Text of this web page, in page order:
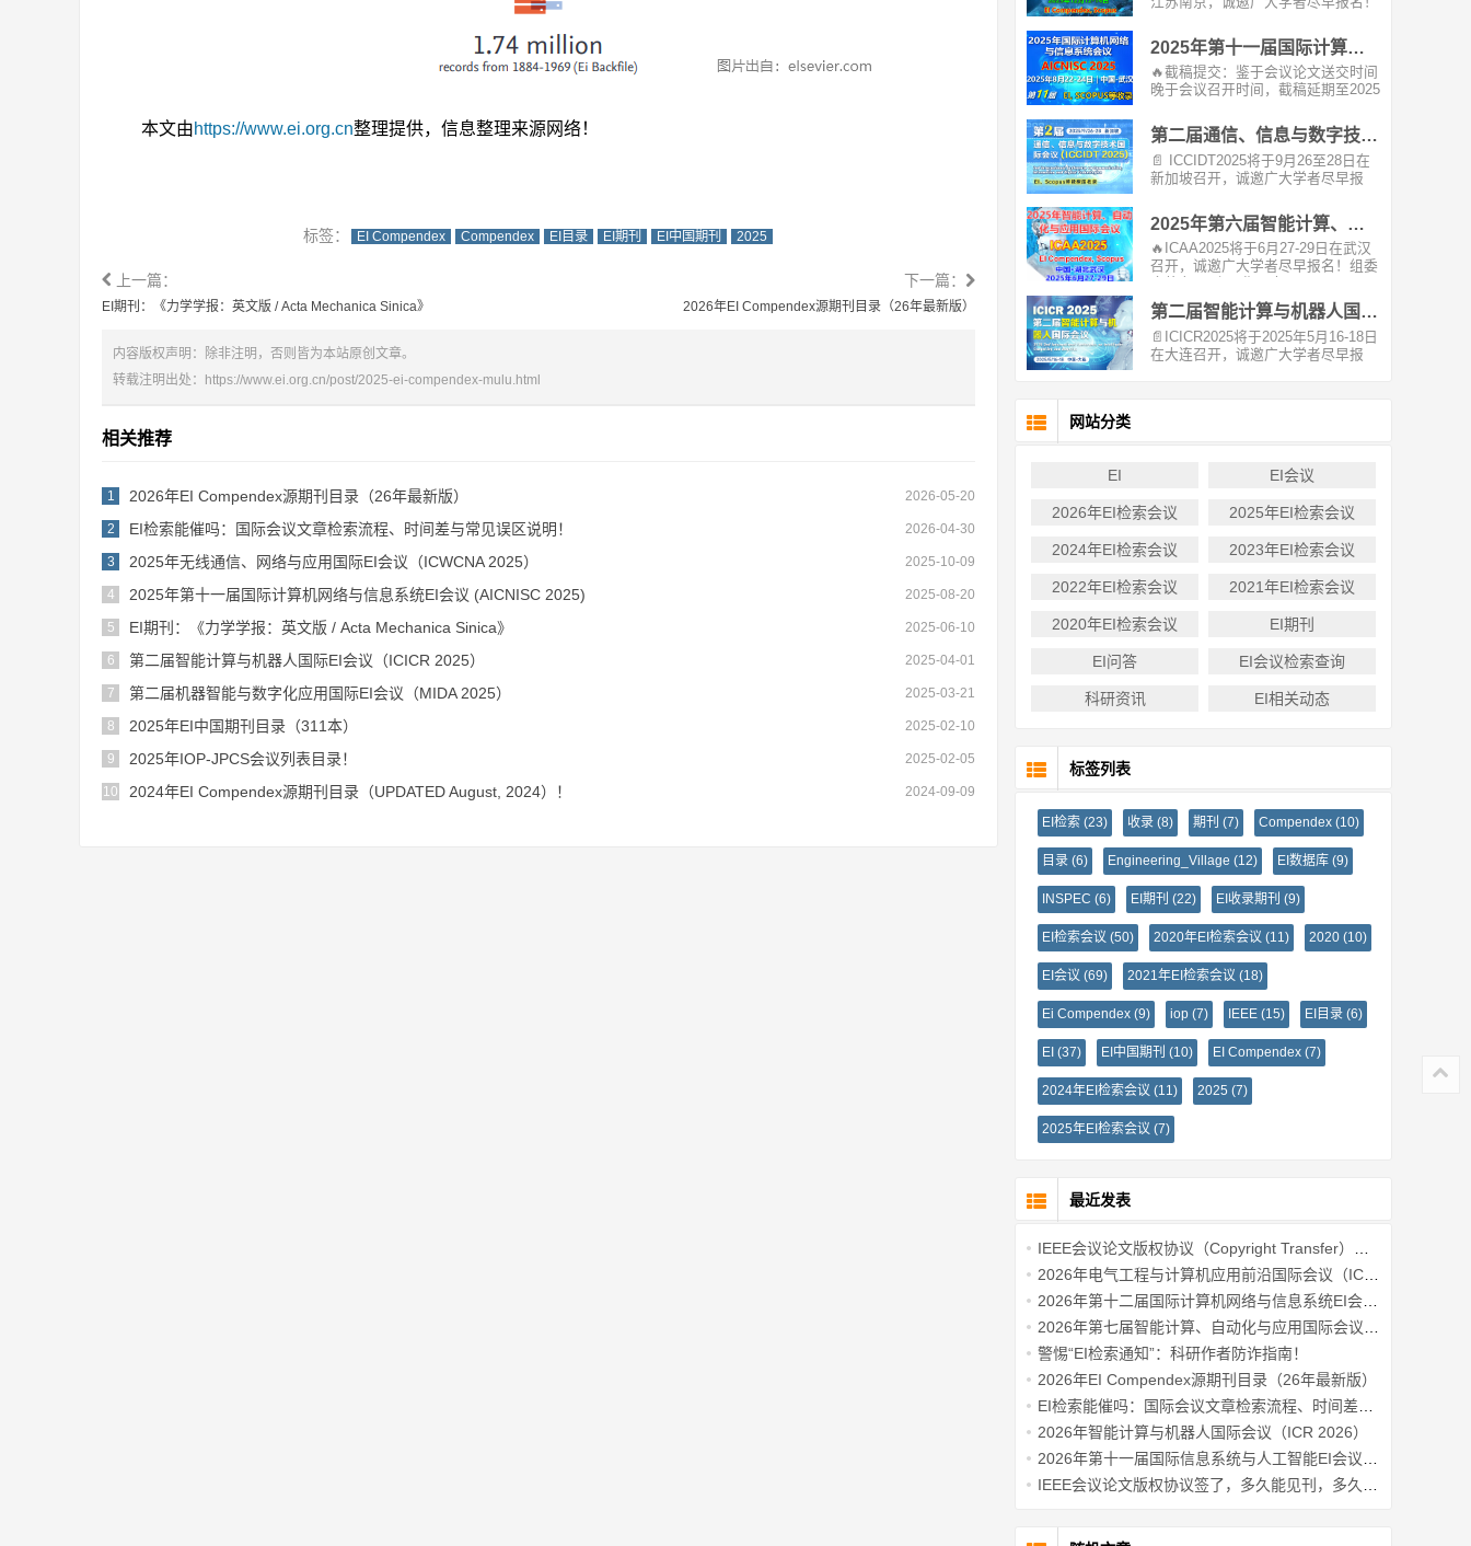
本文由https://www.ei.org.cn整理提供，信息整理来源网络！
标签： EI Compendex Compendex EI目录 EI期刊 EI中国期刊 2025
上一篇：
EI期刊：《力学学报：英文版 / Acta Mechanica Sinica》
下一篇：
2026年EI Compendex源期刊目录（26年最新版）
内容版权声明：除非注明，否则皆为本站原创文章。
转载注明出处： https://www.ei.org.cn/post/2025-ei-compendex-mulu.html
相关推荐
2026-05-20
1 2026年EI Compendex源期刊目录（26年最新版）
2026-04-30
2 EI检索能催吗：国际会议文章检索流程、时间差与常见误区说明！
2025-10-09
3 2025年无线通信、网络与应用国际EI会议（ICWCNA 2025）
2025-08-20
4 2025年第十一届国际计算机网络与信息系统EI会议 (AICNISC 2025)
2025-06-10
5 EI期刊：《力学学报：英文版 / Acta Mechanica Sinica》
2025-04-01
6 第二届智能计算与机器人国际EI会议（ICICR 2025）
2025-03-21
7 第二届机器智能与数字化应用国际EI会议（MIDA 2025）
2025-02-10
8 2025年EI中国期刊目录（311本）
2025-02-05
9 2025年IOP-JPCS会议列表目录！
2024-09-09
10 2024年EI Compendex源期刊目录（UPDATED August, 2024）！
2025年第十一届国际计算机网络与信息系统EI会议 (AICNISC 2025)
🔥截稿提交：鉴于会议论文送交时间
晚于会议召开时间，截稿延期至2025
第二届通信、信息与数字技术国际EI会议（ICCIDT 2025）
📄 ICCIDT2025将于9月26至28日在
新加坡召开，诚邀广大学者尽早报
2025年第六届智能计算、自动化与应用国际EI会议（ICAA2025）
🔥ICAA2025将于6月27-29日在武汉
召开，诚邀广大学者尽早报名！组委
第二届智能计算与机器人国际EI会议（ICICR 2025）
📄ICICR2025将于2025年5月16-18日
在大连召开，诚邀广大学者尽早报
网站分类
EI EI会议
2026年EI检索会议 2025年EI检索会议
2024年EI检索会议 2023年EI检索会议
2022年EI检索会议 2021年EI检索会议
2020年EI检索会议 EI期刊
EI问答 EI会议检索查询
科研资讯 EI相关动态
标签列表
EI检索 (23) 收录 (8) 期刊 (7) Compendex (10)
目录 (6) Engineering_Village (12) EI数据库 (9)
INSPEC (6) EI期刊 (22) EI收录期刊 (9)
EI检索会议 (50) 2020年EI检索会议 (11) 2020 (10)
EI会议 (69) 2021年EI检索会议 (18)
Ei Compendex (9) iop (7) IEEE (15) EI目录 (6)
EI (37) EI中国期刊 (10) EI Compendex (7)
2024年EI检索会议 (11) 2025 (7)
2025年EI检索会议 (7)
最近发表
警惕“EI检索通知”：科研作者防诈指南！
2026年EI Compendex源期刊目录（26年最新版）
2026年智能计算与机器人国际会议（ICR 2026）